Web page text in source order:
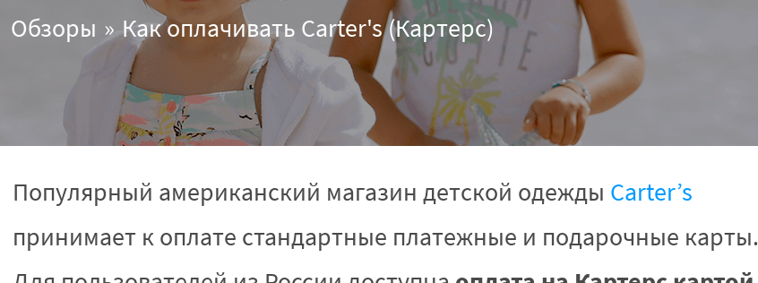
Обзоры Как оплачивать Carter's (Картерс)
Популярный американский магазин детской одежды Сarter’s
принимает к оплате стандартные платежные и подарочные карты.